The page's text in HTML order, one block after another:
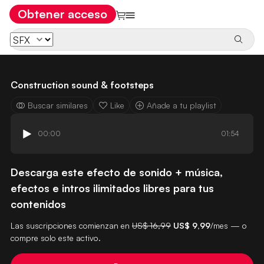
Obtener acceso
Construction sound & footsteps
Buscar similares Like Añade a tu playlist
00:00 01:54
Descarga este efecto de sonido + música,
efectos e intros ilimitados libres para tus
contenidos
Las suscripciones comienzan en US$ 16,99 US$ 9,99/mes — o
compre solo este activo.